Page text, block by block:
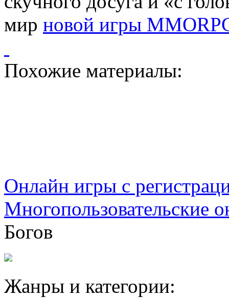
мир новой игры
Похожие материалы:
Онлайн игры с
Многопользовательские
Богов
Жанры и категории: